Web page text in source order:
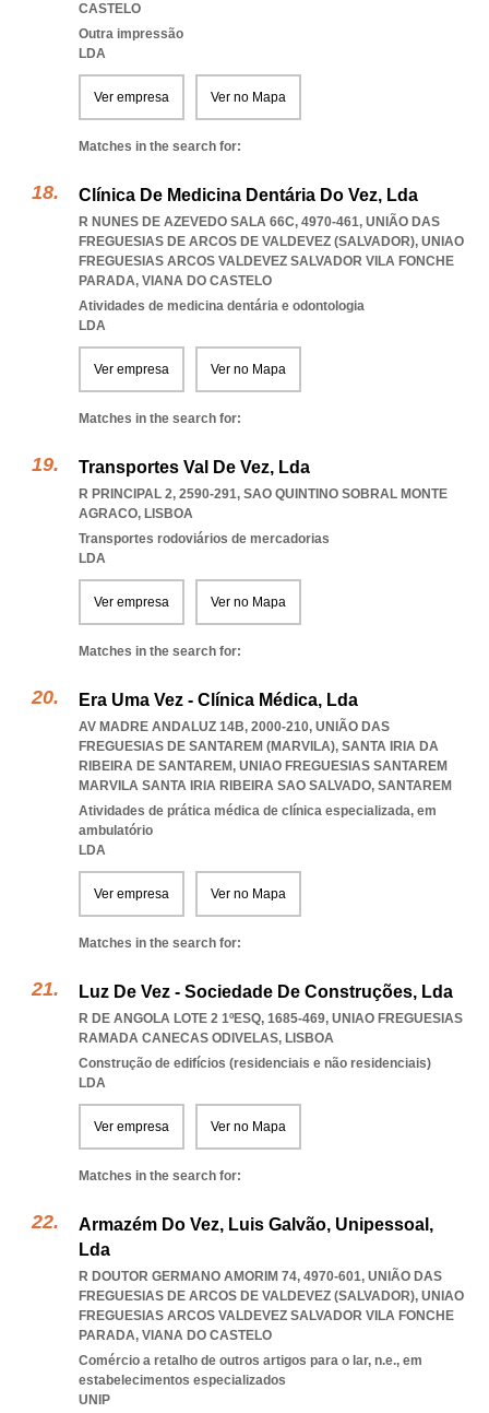
CASTELO
Outra impressão
LDA
Ver empresa Ver no Mapa
Matches in the search for:
Clínica De Medicina Dentária Do Vez, Lda
R NUNES DE AZEVEDO SALA 66C, 4970-461, UNIÃO DAS
FREGUESIAS DE ARCOS DE VALDEVEZ (SALVADOR), UNIAO
FREGUESIAS ARCOS VALDEVEZ SALVADOR VILA FONCHE
PARADA, VIANA DO CASTELO
Atividades de medicina dentária e odontologia
LDA
Ver empresa Ver no Mapa
Matches in the search for:
Transportes Val De Vez, Lda
R PRINCIPAL 2, 2590-291, SAO QUINTINO SOBRAL MONTE
AGRACO, LISBOA
Transportes rodoviários de mercadorias
LDA
Ver empresa Ver no Mapa
Matches in the search for:
Era Uma Vez - Clínica Médica, Lda
AV MADRE ANDALUZ 14B, 2000-210, UNIÃO DAS
FREGUESIAS DE SANTAREM (MARVILA), SANTA IRIA DA
RIBEIRA DE SANTAREM, UNIAO FREGUESIAS SANTAREM
MARVILA SANTA IRIA RIBEIRA SAO SALVADO, SANTAREM
Atividades de prática médica de clínica especializada, em
ambulatório
LDA
Ver empresa Ver no Mapa
Matches in the search for:
Luz De Vez - Sociedade De Construções, Lda
R DE ANGOLA LOTE 2 1ºESQ, 1685-469, UNIAO FREGUESIAS
RAMADA CANECAS ODIVELAS, LISBOA
Construção de edifícios (residenciais e não residenciais)
LDA
Ver empresa Ver no Mapa
Matches in the search for:
Armazém Do Vez, Luis Galvão, Unipessoal,
Lda
R DOUTOR GERMANO AMORIM 74, 4970-601, UNIÃO DAS
FREGUESIAS DE ARCOS DE VALDEVEZ (SALVADOR), UNIAO
FREGUESIAS ARCOS VALDEVEZ SALVADOR VILA FONCHE
PARADA, VIANA DO CASTELO
Comércio a retalho de outros artigos para o lar, n.e., em
estabelecimentos especializados
UNIP